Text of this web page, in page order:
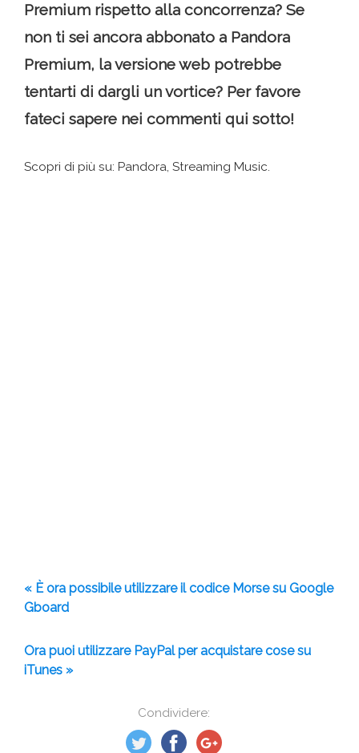
Condividere:
Premium rispetto alla concorrenza? Se
non ti sei ancora abbonato a Pandora
Premium, la versione web potrebbe
tentarti di dargli un vortice? Per favore
fateci sapere nei commenti qui sotto!
Scopri di più su: Pandora, Streaming Music.
« È ora possibile utilizzare il codice Morse su Google
Gboard
Ora puoi utilizzare PayPal per acquistare cose su
iTunes »